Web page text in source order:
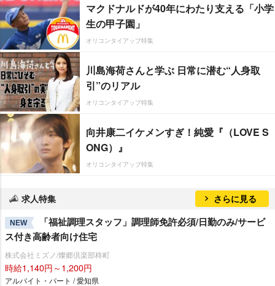
マクドナルドが40年にわたり支える「小学
生の甲子園」
オリコンタイアップ特集
川島海荷さんと学ぶ 日常に潜む“人身取
引”のリアル
オリコンタイアップ特集
向井康二イケメンすぎ！純愛『（LOVE S
ONG）』
オリコンタイアップ特集
求人特集 さらに見る
NEW
「福祉調理スタッフ」調理師免許必須/日勤のみ/サービ
ス付き高齢者向け住宅
株式会社ミズノ/燦郷倶楽部柊町
時給1,140円～1,200円
アルバイト・パート / 愛知県